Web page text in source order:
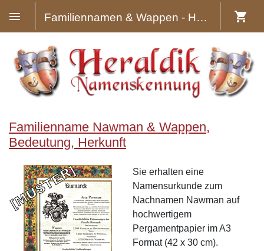
Familiennamen & Wappen - Heraldik
Familienname Nawman & Wappen,
Bedeutung, Herkunft
Sie erhalten eine
Namensurkunde zum
Nachnamen Nawman auf
hochwertigem
Pergamentpapier im A3
Format (42 x 30 cm).